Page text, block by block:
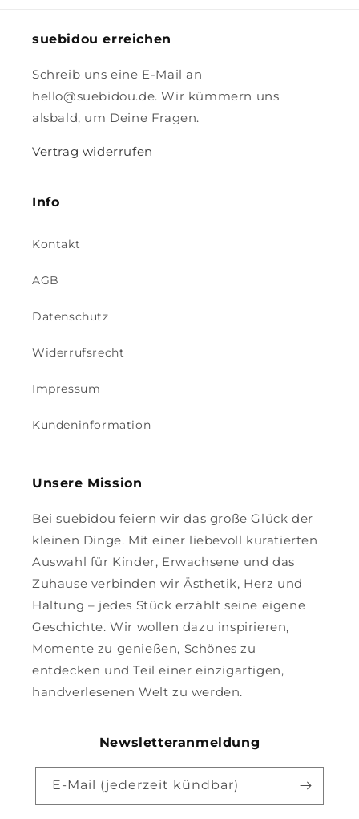
suebidou erreichen
Schreib uns eine E-Mail an
hello@suebidou.de. Wir kümmern uns
alsbald, um Deine Fragen.
Vertrag widerrufen
Info
Kontakt
AGB
Datenschutz
Widerrufsrecht
Impressum
Kundeninformation
Unsere Mission
Bei suebidou feiern wir das große Glück der
kleinen Dinge. Mit einer liebevoll kuratierten
Auswahl für Kinder, Erwachsene und das
Zuhause verbinden wir Ästhetik, Herz und
Haltung – jedes Stück erzählt seine eigene
Geschichte. Wir wollen dazu inspirieren,
Momente zu genießen, Schönes zu
entdecken und Teil einer einzigartigen,
handverlesenen Welt zu werden.
Newsletteranmeldung
E-Mail (jederzeit kündbar)